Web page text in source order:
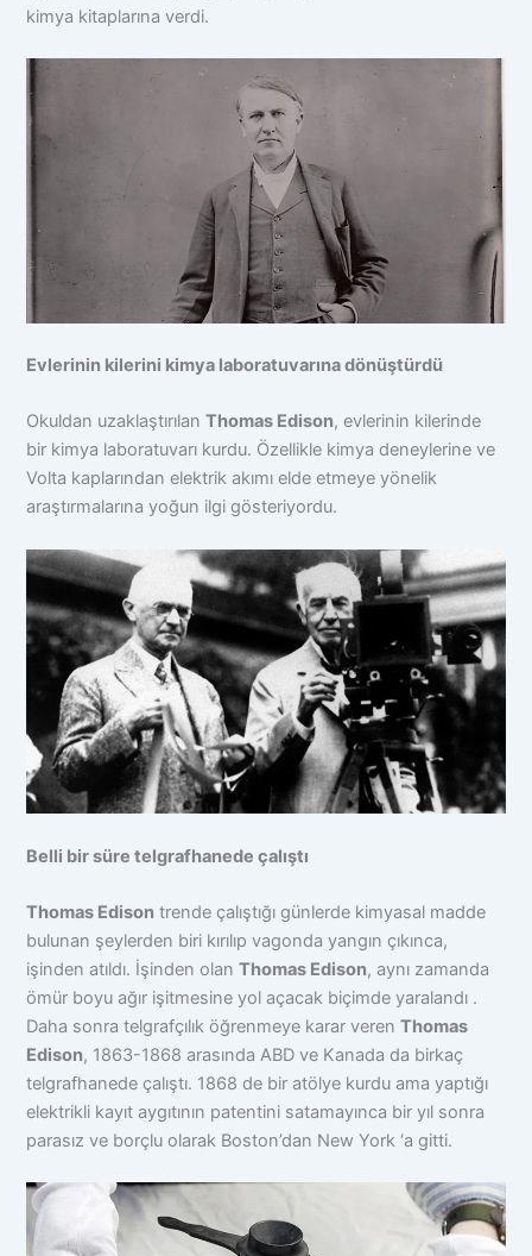
kimya kitaplarına verdi.
Evlerinin kilerini kimya laboratuvarına dönüştürdü
Okuldan uzaklaştırılanThomas Edison, evlerinin kilerinde
bir kimya laboratuvarı kurdu. Özellikle kimya deneylerine ve
Volta kaplarından elektrik akımı elde etmeye yönelik
araştırmalarına yoğun ilgi gösteriyordu.
Belli bir süre telgrafhanede çalıştı
Thomas Edison trende çalıştığı günlerde kimyasal madde
bulunan şeylerden biri kırılıp vagonda yangın çıkınca,
işinden atıldı. İşinden olanThomas Edison, aynı zamanda
ömür boyu ağır işitmesine yol açacak biçimde yaralandı .
Daha sonra telgrafçılık öğrenmeye karar verenThomas
Edison, 1863-1868 arasında ABD ve Kanada da birkaç
telgrafhanede çalıştı. 1868 de bir atölye kurdu ama yaptığı
elektrikli kayıt aygıtının patentini satamayınca bir yıl sonra
parasız ve borçlu olarak Boston’dan New York ‘a gitti.